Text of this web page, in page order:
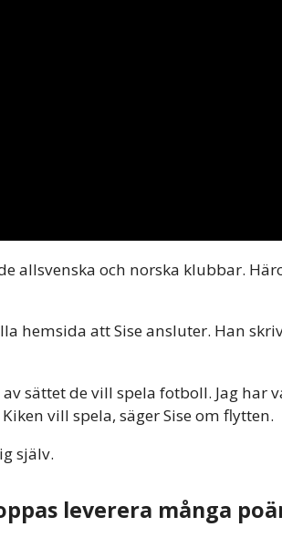
allsvenska och norska klubbar.
hemsida att Sise ansluter. Han
sättet de vill spela fotboll. Jag har
vill spela, säger Sise om flytten.
själv.
leverera många